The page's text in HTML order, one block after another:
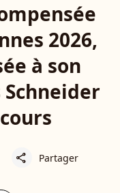
2026,
à son
share Partager